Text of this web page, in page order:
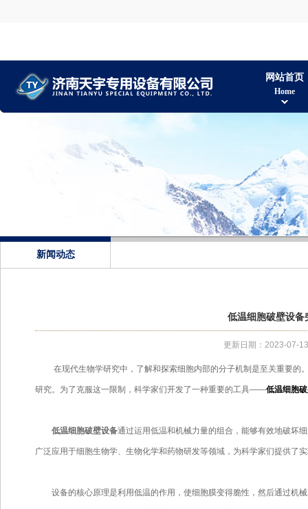
网站首页
Home
新闻动态
低温细胞破壁设备
更新日期：2023-07-13
在现代生物学研究中，了解和探索细胞内部的分子机制是至关重要的
研究。为了克服这一限制，科学家们开发了一种重要的工具——低温细胞
低温细胞破壁设备通过运用低温和机械力量的组合，能够有效地破坏
广泛应用于细胞生物学、生物化学和药物研发等领域，为科学家们提供了
设备的核心原理是利用低温的作用，使细胞膜变得脆性，然后通过机